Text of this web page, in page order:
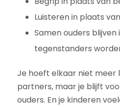
Luisteren in plaats
Samen ouders
tegenstanders
Je hoeft elkaar niet meer
partners, maar je blijft
ouders. En je kinderen